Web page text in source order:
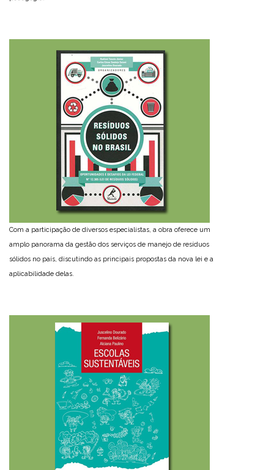
Com a participação de diversos especialistas, a obra oferece um
amplo panorama da gestão dos serviços de manejo de resíduos
sólidos no país, discutindo as principais propostas da nova lei e a
aplicabilidade delas.